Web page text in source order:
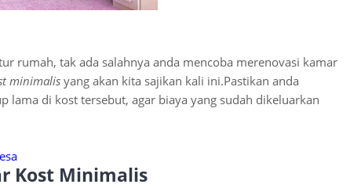
rumah, tak ada salahnya anda mencoba merenovasi kamar
minimalisyang akan kita sajikan kali ini.Pastikan anda
lama di kost tersebut, agar biaya yang sudah dikeluarkan
Kost Minimalis